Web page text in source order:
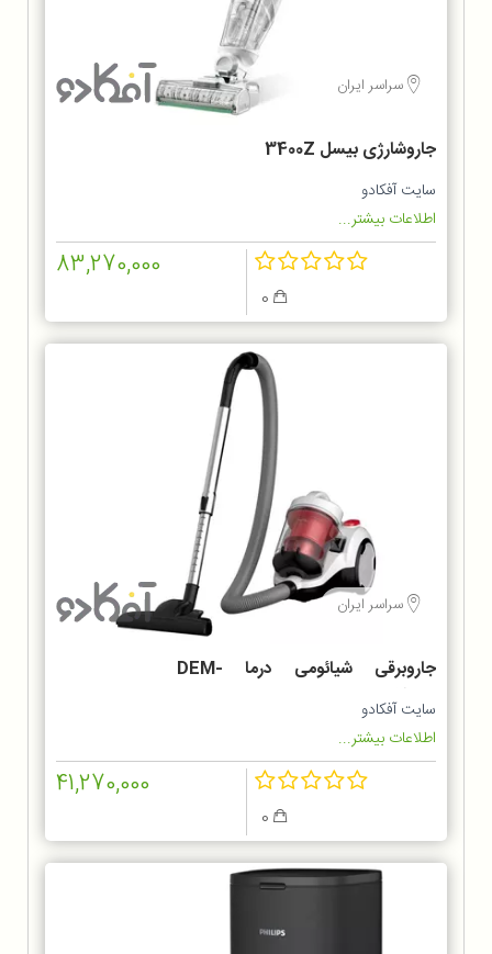
سراسر ایران
جاروشارژی بیسل 3400Z
سایت آفکادو
اطلاعات بیشتر...
83,270,000
سراسر ایران
جاروبرقی شیائومی درما DEM-
TJ301W
سایت آفکادو
اطلاعات بیشتر...
41,270,000